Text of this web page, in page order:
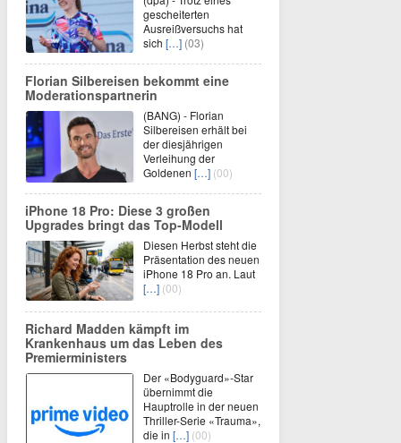
gescheiterten
Ausreißversuchs hat
sich […] (03)
Florian Silbereisen bekommt eine
Moderationspartnerin
(BANG) - Florian
Silbereisen erhält bei
der diesjährigen
Verleihung der
Goldenen […] (00)
iPhone 18 Pro: Diese 3 großen
Upgrades bringt das Top-Modell
Diesen Herbst steht die
Präsentation des neuen
iPhone 18 Pro an. Laut
[…] (00)
Richard Madden kämpft im
Krankenhaus um das Leben des
Premierministers
Der «Bodyguard»-Star
übernimmt die
Hauptrolle in der neuen
Thriller-Serie «Trauma»,
die in […] (00)